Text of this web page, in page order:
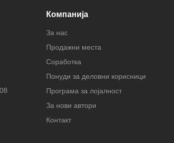
Компанија
За нас
Продажни места
Соработка
Понуди за деловни корисници
Програма за лојалност
За нови автори
Контакт